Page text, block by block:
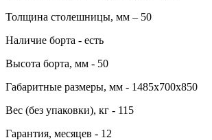
Толщина столешницы, мм – 50
Наличие борта - есть
Высота борта, мм - 50
Габаритные размеры, мм - 1485х700х850
Вес (без упаковки), кг - 115
Гарантия, месяцев - 12